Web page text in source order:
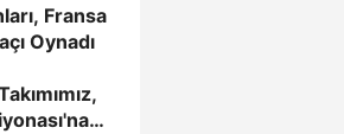
Fransa
Oynadı